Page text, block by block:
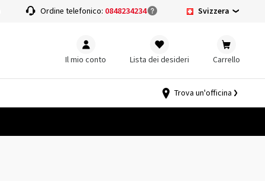
Ordine telefonico: 0848234234 Svizzera
Il mio conto Lista dei desideri Carrello
Trova un'officina